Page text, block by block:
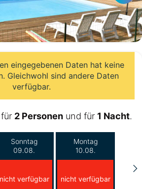
eingegebenen Daten hat keine
Gleichwohl sind andere Daten
verfügbar.
2 Personenund für 1 Nacht.
Sonntag
09.08.
nicht verfügbar
Montag
10.08.
nicht verfügbar